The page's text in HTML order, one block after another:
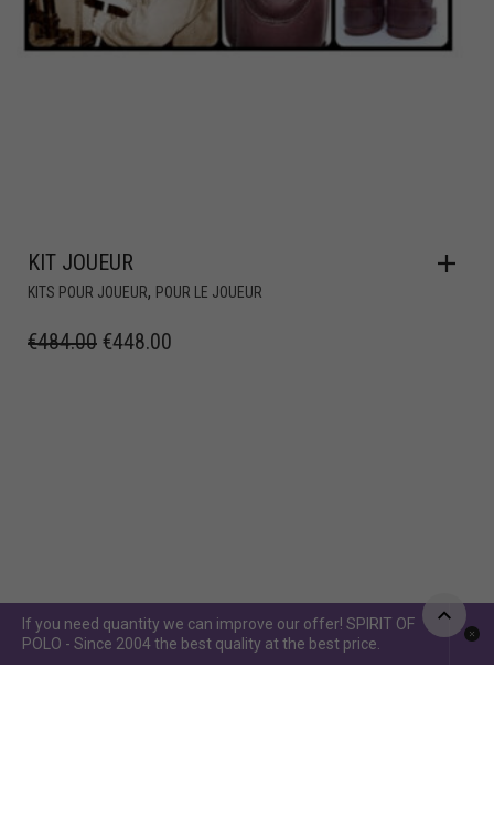
KIT JOUEUR
KITS POUR JOUEUR, POUR LE JOUEUR
€484.00 €448.00
If you need quantity we can improve our offer! SPIRIT OF
POLO - Since 2004 the best quality at the best price.